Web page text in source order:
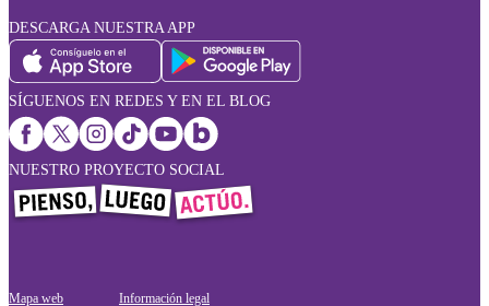
DESCARGA NUESTRA APP
SÍGUENOS EN REDES Y EN EL BLOG
NUESTRO PROYECTO SOCIAL
Mapa web Información legal